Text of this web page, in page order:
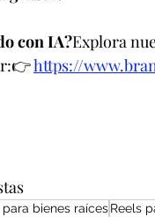
con IA?Explora
https://
para bienes raícesReels